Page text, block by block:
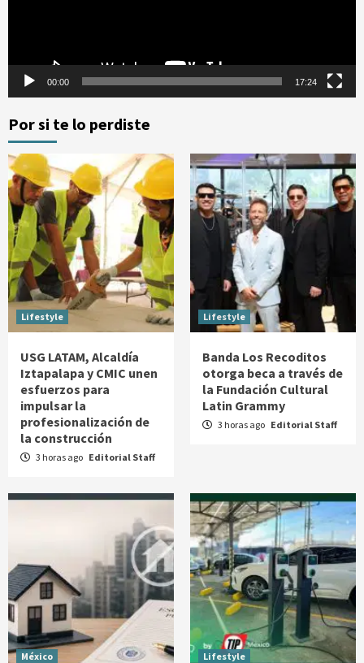
00:00 17:24
Por si te lo perdiste
Lifestyle
USG LATAM, Alcaldía
Iztapalapa y CMIC unen
esfuerzos para
impulsar la
profesionalización de
la construcción
3 horas ago Editorial Staff
Lifestyle
Banda Los Recoditos
otorga beca a través de
la Fundación Cultural
Latin Grammy
3 horas ago Editorial Staff
México Lifestyle